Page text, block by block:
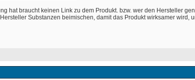
hat braucht keinen Link zu dem Produkt. bzw. wer den Hersteller
Substanzen beimischen, damit das Produkt wirksamer wird,